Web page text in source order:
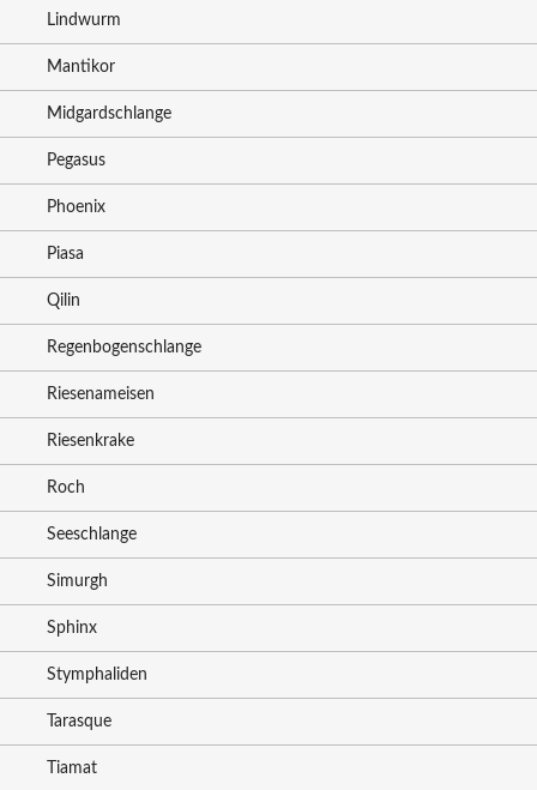
Lindwurm
Mantikor
Midgardschlange
Pegasus
Phoenix
Piasa
Qilin
Regenbogenschlange
Riesenameisen
Riesenkrake
Roch
Seeschlange
Simurgh
Sphinx
Stymphaliden
Tarasque
Tiamat